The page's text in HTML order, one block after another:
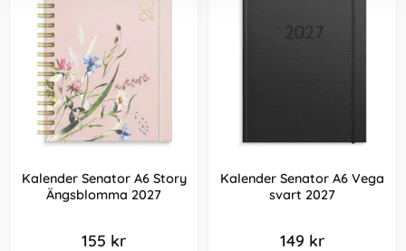
Kalender Senator A6 Story
Ängsblomma 2027
155 kr
Kalender Senator A6 Vega
svart 2027
149 kr